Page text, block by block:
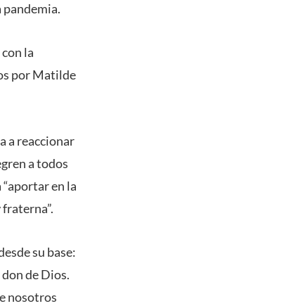
pandemia.
la
por Matilde
a reaccionar
a todos
en la
su base:
de Dios.
nosotros